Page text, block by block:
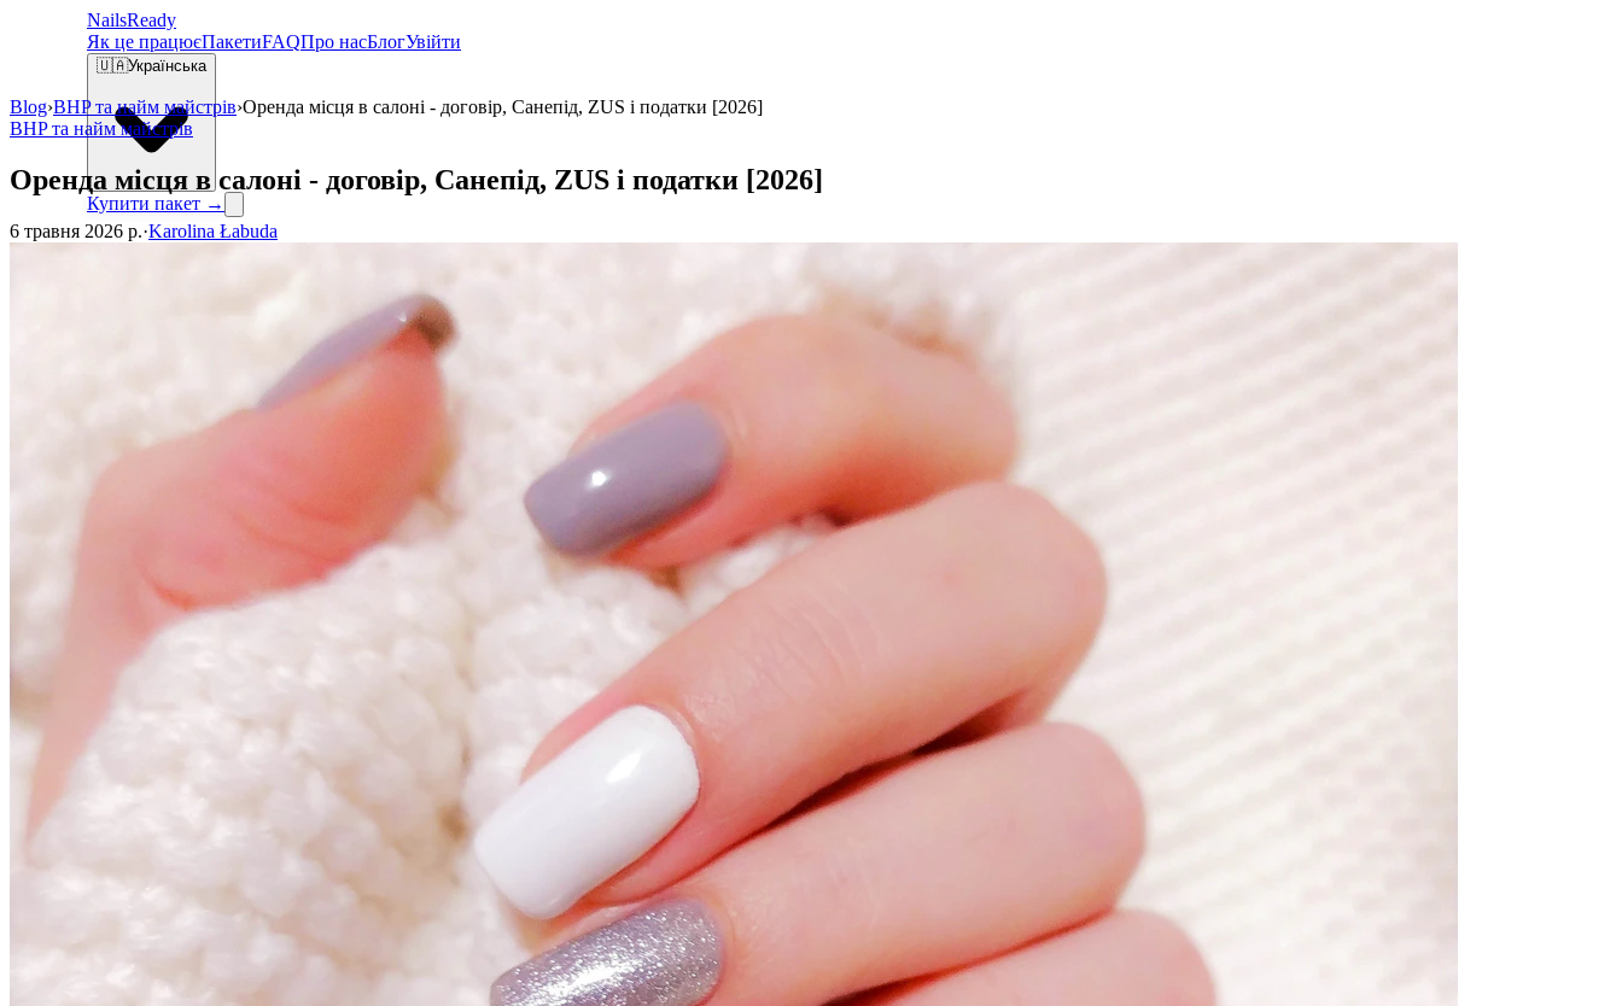
NailsReady
Як це працюєПакетиFAQПро насБлогУвійти
🇺🇦Українська
Купити пакет →
Blog›BHP та найм майстрів›Оренда місця в салоні - договір, Санепід, ZUS і податки [2026]
BHP та найм майстрів
Оренда місця в салоні - договір, Санепід, ZUS і податки [2026]
6 травня 2026 р.·Karolina Łabuda